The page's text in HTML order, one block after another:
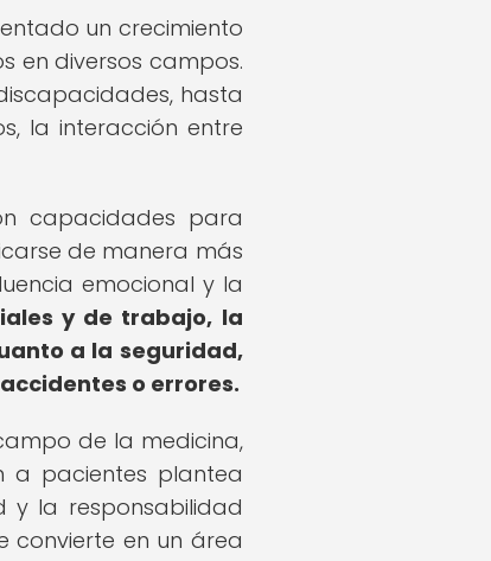
un crecimiento
en diversos campos.
hasta
la interacción entre
capacidades para
de manera más
emocional y la
y de trabajo, la
a la seguridad,
o errores.
de la medicina,
a pacientes plantea
y la responsabilidad
convierte en un área